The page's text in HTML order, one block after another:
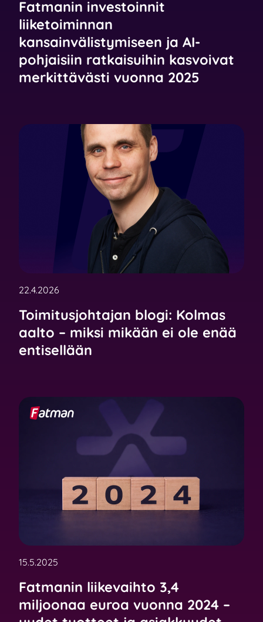
Fatmanin investoinnit
liiketoiminnan
kansainvälistymiseen ja AI-
pohjaisiin ratkaisuihin kasvoivat
merkittävästi vuonna 2025
22.4.2026
Toimitusjohtajan blogi: Kolmas
aalto – miksi mikään ei ole enää
entisellään
15.5.2025
Fatmanin liikevaihto 3,4
miljoonaa euroa vuonna 2024 –